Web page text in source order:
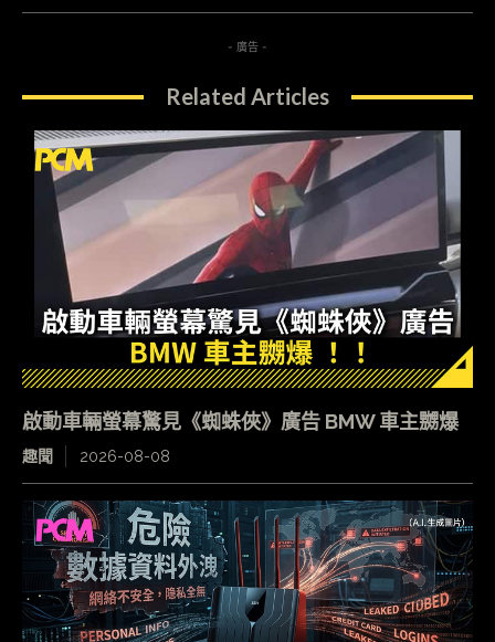
- 廣告 -
Related Articles
啟動車輛螢幕驚見《蜘蛛俠》廣告 BMW 車主嬲爆
趣聞 2026-08-08